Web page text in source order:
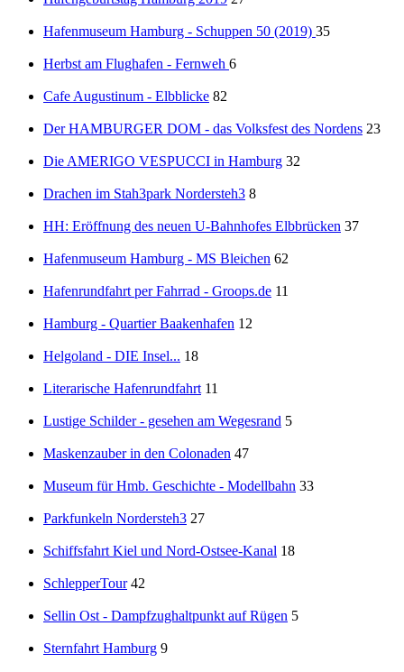
Hafenmuseum Hamburg - Schuppen 50 (2019) 35
Herbst am Flughafen - Fernweh 6
Cafe Augustinum - Elbblicke 82
Der HAMBURGER DOM - das Volksfest des Nordens 23
Die AMERIGO VESPUCCI in Hamburg 32
Drachen im Stah3park Nordersteh3 8
HH: Eröffnung des neuen U-Bahnhofes Elbbrücken 37
Hafenmuseum Hamburg - MS Bleichen 62
Hafenrundfahrt per Fahrrad - Groops.de 11
Hamburg - Quartier Baakenhafen 12
Helgoland - DIE Insel... 18
Literarische Hafenrundfahrt 11
Lustige Schilder - gesehen am Wegesrand 5
Maskenzauber in den Colonaden 47
Museum für Hmb. Geschichte - Modellbahn 33
Parkfunkeln Nordersteh3 27
Schiffsfahrt Kiel und Nord-Ostsee-Kanal 18
SchlepperTour 42
Sellin Ost - Dampfzughaltpunkt auf Rügen 5
Sternfahrt Hamburg 9